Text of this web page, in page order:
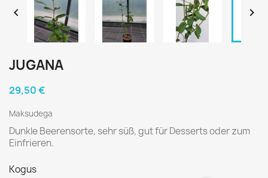
 
JUGANA
29,50 €
Maksudega
Dunkle Beerensorte, sehr süß, gut für Desserts oder zum
Einfrieren.
Kogus